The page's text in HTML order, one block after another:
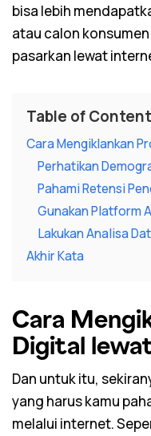
bisa lebih
atau calon
pasarkan lewat
Table of Content
Cara Mengiklankan
Perhatikan
Pahami Retensi
Gunakan Platform
Lakukan Analisa
Akhir Kata
Cara
Digital
Dan untuk itu,
yang harus kamu
melalui internet.